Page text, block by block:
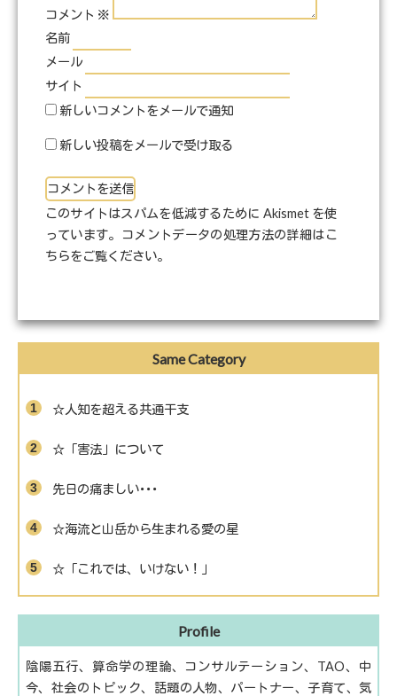
コメント ※
名前
メール
サイト
新しいコメントをメールで通知
新しい投稿をメールで受け取る
このサイトはスパムを低減するために Akismet を使
っています。
コメントデータの処理方法の詳細はこ
ちらをご覧ください。
Same Category
☆人知を超える共通干支
☆「害法」について
先日の痛ましい･･･
☆海流と山岳から生まれる愛の星
☆「これでは、いけない！」
Profile
陰陽五行、算命学の理論、コンサルテーション、TAO、中
今、社会のトピック、話題の人物、パートナー、子育て、気